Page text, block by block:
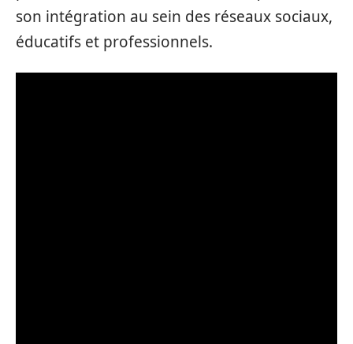
son intégration au sein des réseaux sociaux,
éducatifs et professionnels.